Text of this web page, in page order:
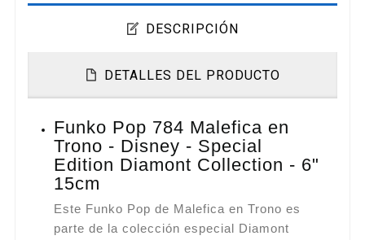
DESCRIPCIÓN
DETALLES DEL PRODUCTO
Funko Pop 784 Malefica en
Trono - Disney - Special
Edition Diamont Collection - 6"
15cm
Este Funko Pop de Malefica en Trono es
parte de la colección especial Diamont